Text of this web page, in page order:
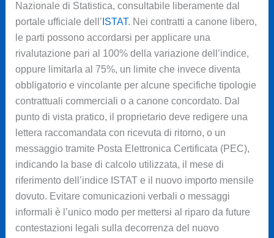
Nazionale di Statistica, consultabile liberamente dal
portale ufficiale dell’ ISTAT. Nei contratti a canone libero,
le parti possono accordarsi per applicare una
rivalutazione pari al 100% della variazione dell’indice,
oppure limitarla al 75%, un limite che invece diventa
obbligatorio e vincolante per alcune specifiche tipologie
contrattuali commerciali o a canone concordato. Dal
punto di vista pratico, il proprietario deve redigere una
lettera raccomandata con ricevuta di ritorno, o un
messaggio tramite Posta Elettronica Certificata (PEC),
indicando la base di calcolo utilizzata, il mese di
riferimento dell’indice ISTAT e il nuovo importo mensile
dovuto. Evitare comunicazioni verbali o messaggi
informali è l’unico modo per mettersi al riparo da future
contestazioni legali sulla decorrenza del nuovo